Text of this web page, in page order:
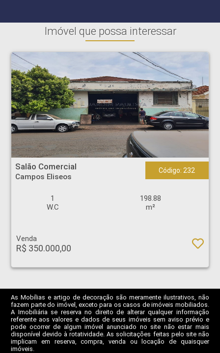
Imóvel que possa interessar
Salão Comercial - Campos Eliseos - Ribeirão Preto
Salão Comercial
Campos Eliseos
Código: 232
1
W.C
198.88
m²
Venda
R$ 350.000,00
As Mobílias e artigo de decoração são meramente ilustrativos, não
fazem parte do imóvel, exceto para os casos de imóveis mobiliados.
A Imobiliária se reserva no direito de alterar qualquer informação
referente aos valores e dados de seus imóveis sem aviso prévio e
pode ocorrer de algum imóvel anunciado no site não estar mais
disponível devido à rotatividade. As solicitações feitas pelo site não
implicam em reserva, compra, venda ou locação de quaisquer
imóveis.